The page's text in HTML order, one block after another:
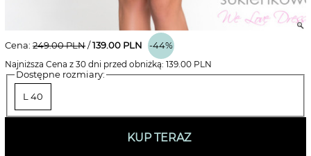
Cena:249.00PLN /139.00 PLN
-44%
Najniższa Cena z 30 dni przed obniżką:139.00 PLN
Dostępne rozmiary:
L 40
KUP TERAZ